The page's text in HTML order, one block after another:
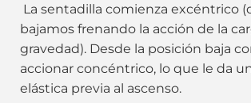
La sentadilla comienza excéntrico
bajamos frenando la acción de la
gravedad). Desde la posición baja
accionar concéntrico, lo que le da
elástica previa al ascenso.